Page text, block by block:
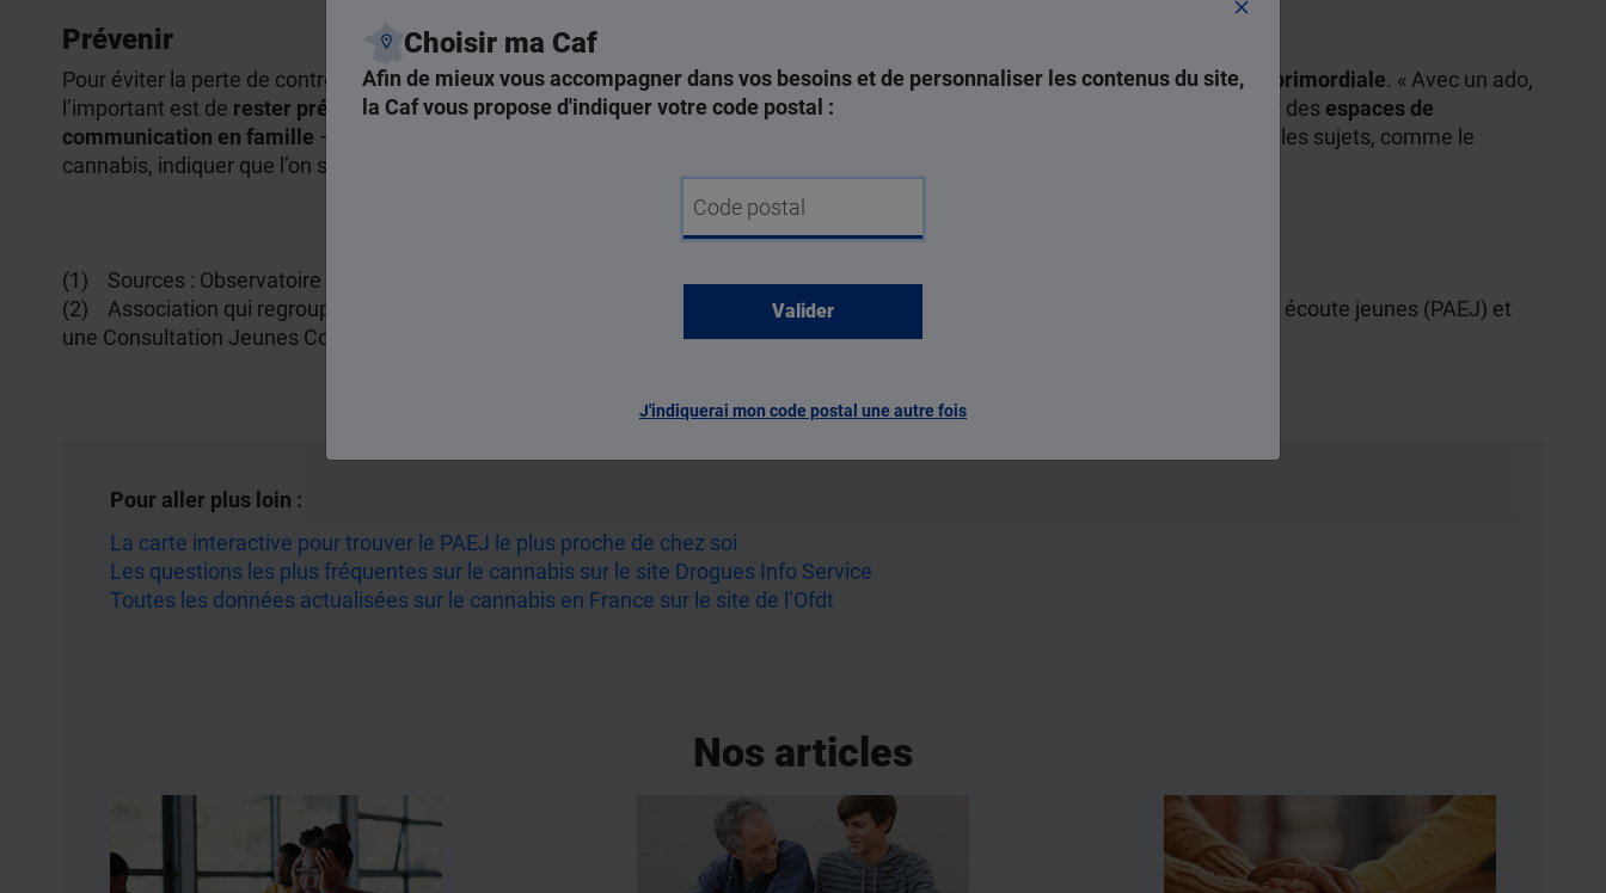
Choisir ma Caf
Afin de mieux vous accompagner dans vos besoins et de personnaliser les contenus du site,
la Caf vous propose d'indiquer votre code postal :
J'indiquerai mon code postal une autre fois
Prévenir
Pour éviter la perte de contrôle face à une consommation qui peut devenir une addiction,la communication avec son enfant est primordiale. « Avec un ado,
l’important est de rester présent, sans l’étouffer, sans être intrusif et de maintenir le lien , explique Antonia Dandé. En préservant des espaces de
communication en famille – par exemple autour de
–, on peut évoquer tous les sujets, comme le
cannabis, indiquer que l’on sait que cela existe et ne pas en faire un tabou pour que l’ado se sente en confiance pour s’exprimer. »
Chloé Dussère
(1) Sources : Observatoire français des drogues et des tendances addictives (OFDT)
(2) Association qui regroupe un Centre de soins, d’accompagnement et de prévention en addictologie (CSAPA), un Point accueil écoute jeunes (PAEJ) et
une Consultation Jeunes Consommateurs (CJC).
Pour aller plus loin :
La carte interactive pour trouver le PAEJ le plus proche de chez soi
Les questions les plus fréquentes sur le cannabis sur le site Drogues Info Service
Toutes les données actualisées sur le cannabis en France sur le site de l’Ofdt
Nos articles